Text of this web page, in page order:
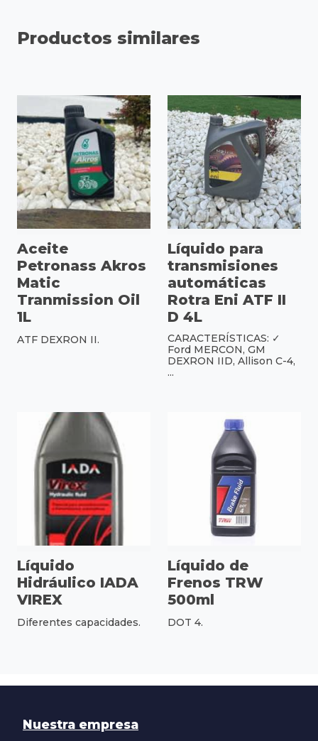
Productos similares
Aceite
Petronass Akros
Matic
Tranmission Oil
1L
ATF DEXRON II.
Líquido para
transmisiones
automáticas
Rotra Eni ATF II
D 4L
CARACTERÍSTICAS: ✓
Ford MERCON, GM
DEXRON IID, Allison C-4,
...
Líquido
Hidráulico IADA
VIREX
Diferentes capacidades.
Líquido de
Frenos TRW
500ml
DOT 4.
Nuestra empresa